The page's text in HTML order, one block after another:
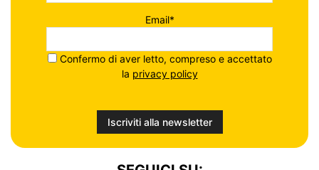
Email*
Confermo di aver letto, compreso e accettato
la privacy policy